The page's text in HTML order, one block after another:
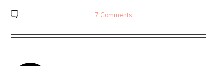
7 Comments